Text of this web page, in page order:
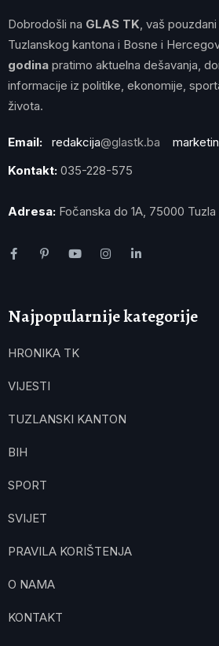
Dobrodošli na GLAS TK , vaš
Tuzlanskog kantona i Bosne i
godina pratimo aktuelna dešavanja,
informacije iz politike, ekonomije,
života.
Email: redakcija@glastk.ba
Kontakt: 035-228-575
Adresa: Fočanska do 1A, 75000
Najpopularnije kategorije
HRONIKA TK
VIJESTI
TUZLANSKI KANTON
BIH
SPORT
SVIJET
PRAVILA KORIŠTENJA
O NAMA
KONTAKT